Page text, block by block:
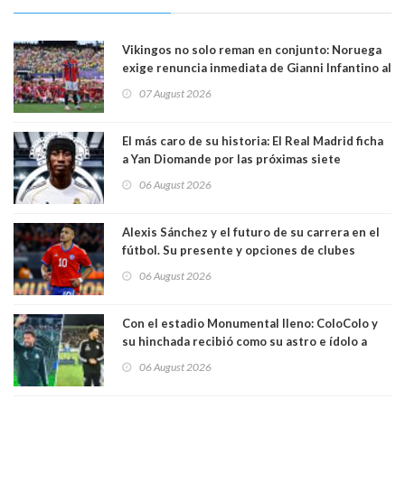
Vikingos no solo reman en conjunto: Noruega
exige renuncia inmediata de Gianni Infantino al
07 August 2026
El más caro de su historia: El Real Madrid ficha
a Yan Diomande por las próximas siete
06 August 2026
Alexis Sánchez y el futuro de su carrera en el
fútbol. Su presente y opciones de clubes
06 August 2026
Con el estadio Monumental lleno: ColoColo y
su hinchada recibió como su astro e ídolo a
06 August 2026